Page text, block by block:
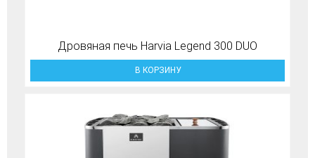
Дровяная печь Harvia Legend 300 DUO
В КОРЗИНУ